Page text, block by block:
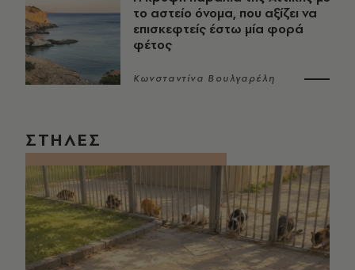
το αστείο όνομα, που αξίζει να
επισκεφτείς έστω μία φορά
φέτος
Κωνσταντίνα Βουλγαρέλη
ΣΤΗΛΕΣ